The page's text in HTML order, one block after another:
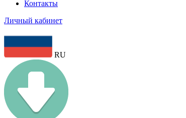
Контакты
Личный кабинет
RU